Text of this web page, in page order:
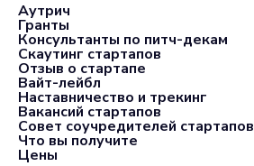
Аутрич
Гранты
Консультанты по питч-декам
Скаутинг стартапов
Отзыв о стартапе
Вайт-лейбл
Наставничество и трекинг
Вакансий стартапов
Совет соучредителей стартапов
Что вы получите
Цены